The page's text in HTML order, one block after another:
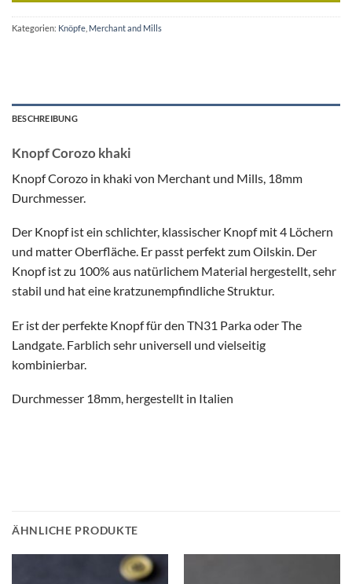
Kategorien: Knöpfe Merchant and Mills
BESCHREIBUNG
Knopf Corozo khaki
Knopf Corozo in khaki von Merchant und Mills, 18mm
Durchmesser.
Der Knopf ist ein schlichter, klassischer Knopf mit 4 Löchern
und matter Oberfläche. Er passt perfekt zum Oilskin. Der
Knopf ist zu 100% aus natürlichem Material hergestellt, sehr
stabil und hat eine kratzunempfindliche Struktur.
Er ist der perfekte Knopf für den TN31 Parka oder The
Landgate. Farblich sehr universell und vielseitig
kombinierbar.
Durchmesser 18mm, hergestellt in Italien
ÄHNLICHE PRODUKTE